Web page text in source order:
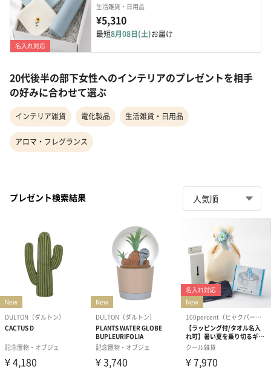
名入れ対応
生活雑貨・日用品
¥5,310
最短8月08日(土)お届け
20代後半の部下女性へのインテリアのプレゼントを相手
の好みに合わせて選ぶ
インテリア雑貨 電化製品 生活雑貨・日用品
アロマ・フレグランス
プレゼント検索結果